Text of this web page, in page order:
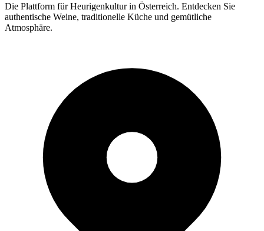
Die Plattform für Heurigenkultur in Österreich. Entdecken Sie
authentische Weine, traditionelle Küche und gemütliche
Atmosphäre.